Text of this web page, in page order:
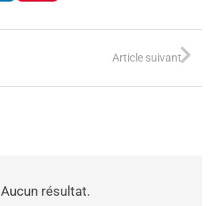
Article suivant
Aucun résultat.